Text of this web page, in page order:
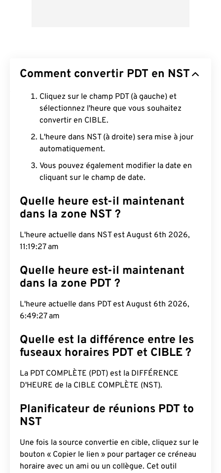
Comment convertir PDT en NST
Cliquez sur le champ PDT (à gauche) et
sélectionnez l'heure que vous souhaitez
convertir en CIBLE.
L'heure dans NST (à droite) sera mise à jour
automatiquement.
Vous pouvez également modifier la date en
cliquant sur le champ de date.
Quelle heure est-il maintenant
dans la zone NST ?
L'heure actuelle dans NST est August 6th 2026,
11:19:28 am
Quelle heure est-il maintenant
dans la zone PDT ?
L'heure actuelle dans PDT est August 6th 2026,
6:49:28 am
Quelle est la différence entre les
fuseaux horaires PDT et CIBLE ?
La PDT COMPLÈTE (PDT) est la DIFFÉRENCE
D'HEURE de la CIBLE COMPLÈTE (NST).
Planificateur de réunions PDT to
NST
Une fois la source convertie en cible, cliquez sur le
bouton « Copier le lien » pour partager ce créneau
horaire avec un ami ou un collègue. Cet outil